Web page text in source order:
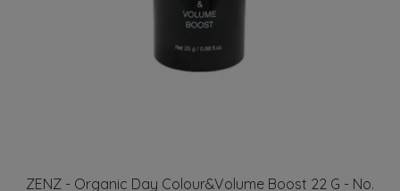
ZENZ - Organic Day Colour&Volume Boost 22 G - No.